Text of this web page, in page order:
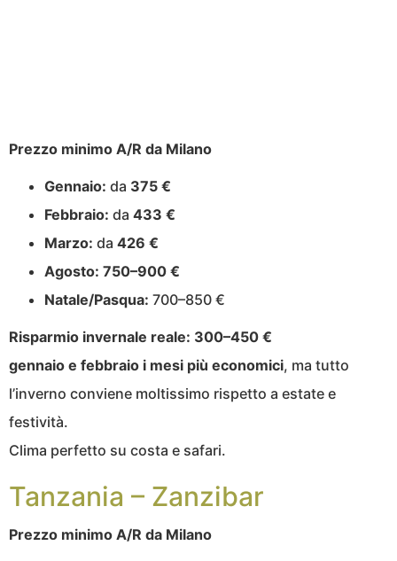
Prezzo minimo A/R da Milano
Gennaio: da 375 €
Febbraio: da 433 €
Marzo: da 426 €
Agosto: 750–900 €
Natale/Pasqua: 700–850 €
Risparmio invernale reale: 300–450 €
gennaio e febbraio i mesi più economici, ma tutto
l’inverno conviene moltissimo rispetto a estate e
festività.
Clima perfetto su costa e safari.
Tanzania – Zanzibar
Prezzo minimo A/R da Milano